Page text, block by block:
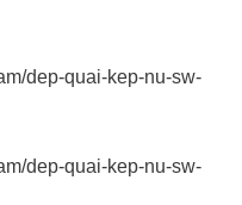
dep-quai-kep-nu-sw-
dep-quai-kep-nu-sw-